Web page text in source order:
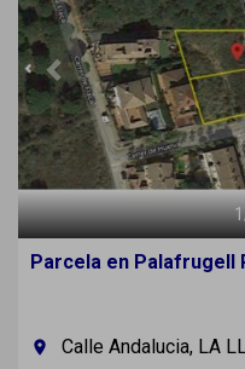
1
Parcela en Palafrugell
room
Calle Andalucia, LA